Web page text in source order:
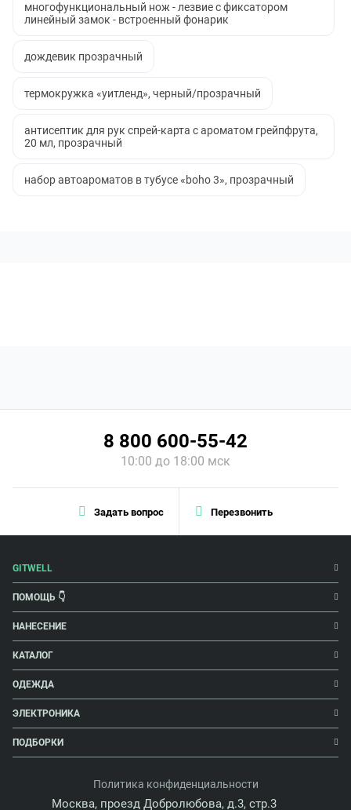
многофункциональный нож - лезвие с фиксатором
линейный замок - встроенный фонарик
дождевик прозрачный
термокружка «уитленд», черный/прозрачный
антисептик для рук спрей-карта с ароматом грейпфрута,
20 мл, прозрачный
набор автоароматов в тубусе «boho 3», прозрачный
Задать вопрос Перезвонить
8 800 600-55-42
10:00 до 18:00 мск
GITWELL
ПОМОЩЬ 👇
НАНЕСЕНИЕ
КАТАЛОГ
ОДЕЖДА
ЭЛЕКТРОНИКА
ПОДБОРКИ
Политика конфиденциальности
Москва, проезд Добролюбова, д.3, стр.3